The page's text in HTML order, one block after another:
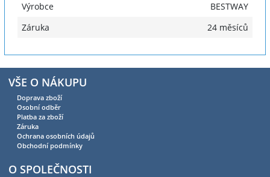
Výrobce
BESTWAY
Záruka
24 měsíců
VŠE O NÁKUPU
Doprava zboží
Osobní odběr
Platba za zboží
Záruka
Ochrana osobních údajů
Obchodní podmínky
O SPOLEČNOSTI